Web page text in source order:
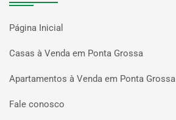
Página Inicial
Casas à Venda em Ponta Grossa
Apartamentos à Venda em Ponta Grossa
Fale conosco